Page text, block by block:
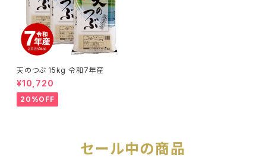
天のつぶ 15kg 令和7年産
¥10,720
20%OFF
セール中の商品